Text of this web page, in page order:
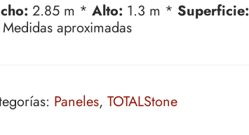
2.85 m * Alto: 1.3 m * Superficie:
aproximadas
Paneles, TOTALStone